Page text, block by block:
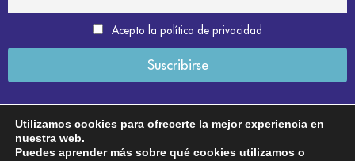
Acepto la política de privacidad
Aviso legal
Utilizamos cookies para ofrecerte la mejor experiencia en
nuestra web.
Puedes aprender más sobre qué cookies utilizamos o